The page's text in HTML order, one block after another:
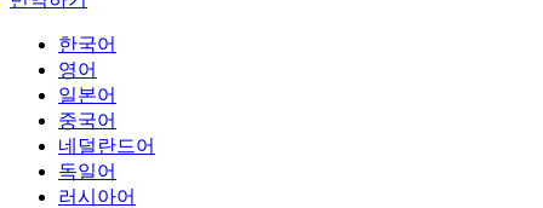
한국어
영어
일본어
중국어
네덜란드어
독일어
러시아어